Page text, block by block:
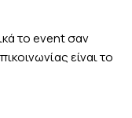
τοeventσαν
είναι το